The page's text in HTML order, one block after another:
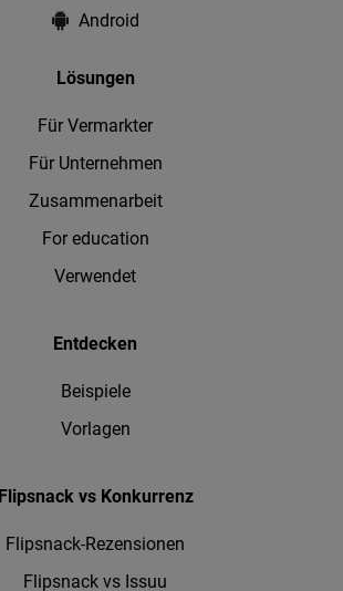
Android
Lösungen
Für Vermarkter
Für Unternehmen
Zusammenarbeit
For education
Verwendet
Entdecken
Beispiele
Vorlagen
Flipsnack vs Konkurrenz
Flipsnack-Rezensionen
Flipsnack vs Issuu